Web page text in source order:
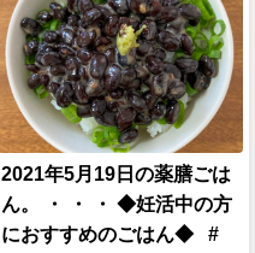
2021年5月19日の薬膳ごは
ん。 ・ ・ ・ ◆妊活中の方
におすすめのごはん◆ #